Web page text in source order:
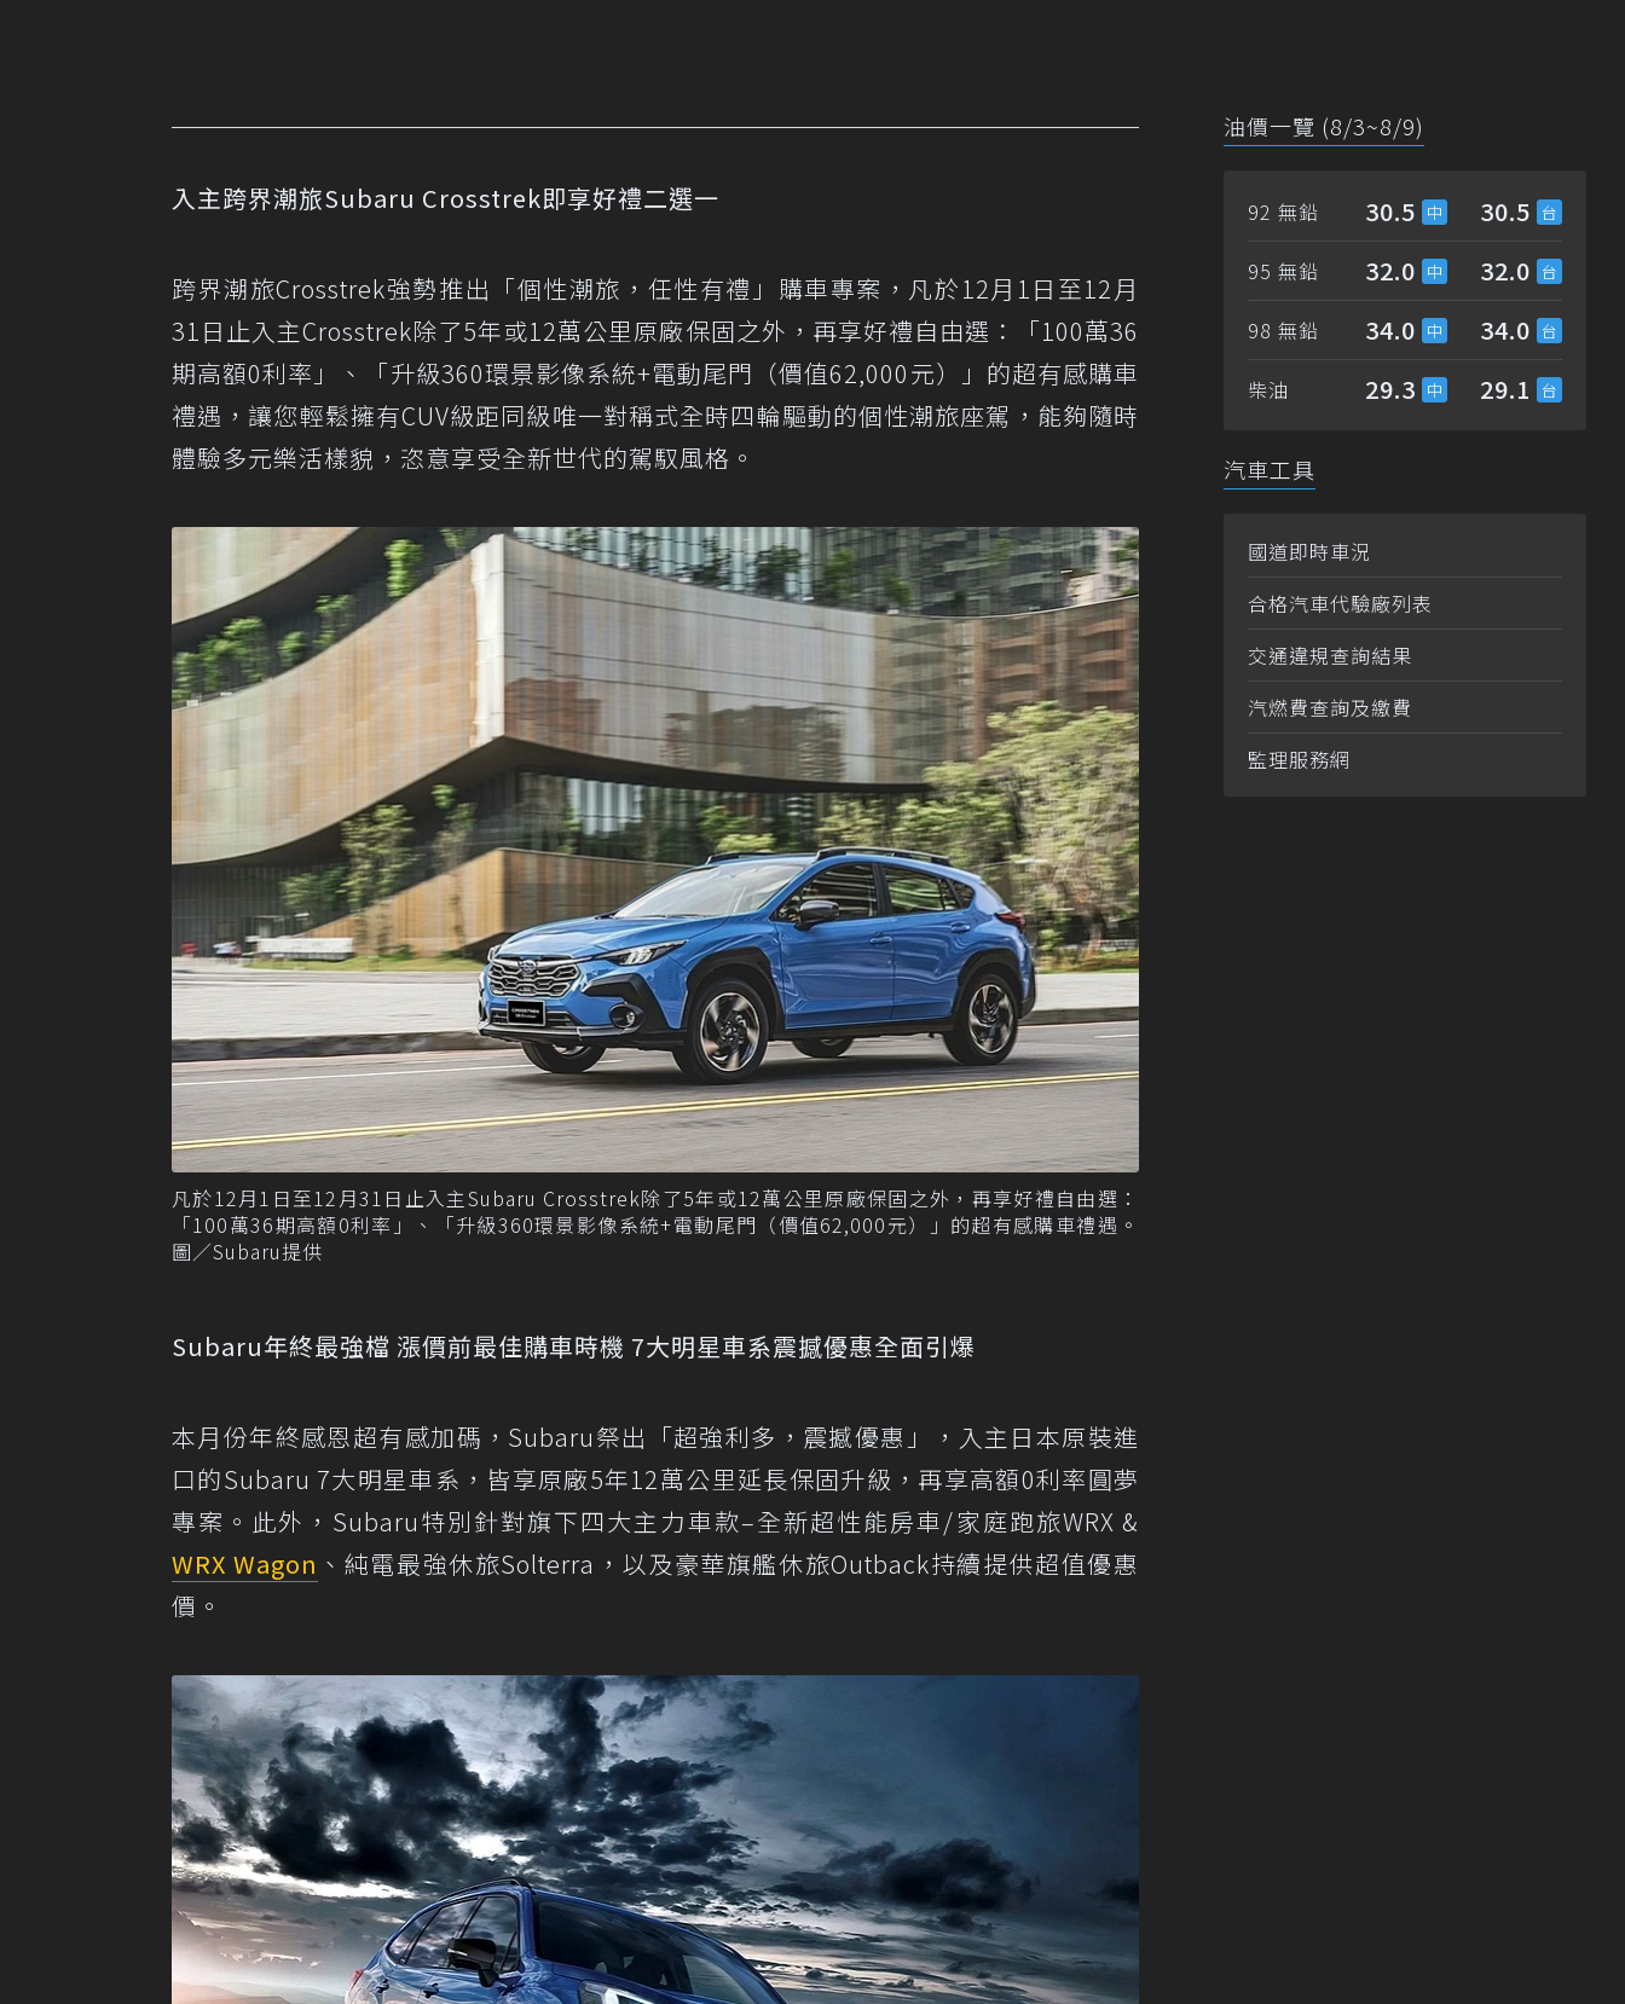
入主跨界潮旅Subaru Crosstrek即享好禮二選一
跨界潮旅Crosstrek強勢推出「個性潮旅，任性有禮」購車專案，凡於12月1日至12月
31日止入主Crosstrek除了5年或12萬公里原廠保固之外，再享好禮自由選：「100萬36
期高額0利率」、「升級360環景影像系統+電動尾門（價值62,000元）」的超有感購車
禮遇，讓您輕鬆擁有CUV級距同級唯一對稱式全時四輪驅動的個性潮旅座駕，能夠隨時
體驗多元樂活樣貌，恣意享受全新世代的駕馭風格。
凡於12月1日至12月31日止入主Subaru Crosstrek除了5年或12萬公里原廠保固之外，再享好禮自由選：
「100萬36期高額0利率」、「升級360環景影像系統+電動尾門（價值62,000元）」的超有感購車禮遇。
圖／Subaru提供
Subaru年終最強檔 漲價前最佳購車時機 7大明星車系震撼優惠全面引爆
本月份年終感恩超有感加碼，Subaru祭出「超強利多，震撼優惠」，入主日本原裝進
口的Subaru 7大明星車系，皆享原廠5年12萬公里延長保固升級，再享高額0利率圓夢
專案。此外，Subaru特別針對旗下四大主力車款–全新超性能房車/家庭跑旅WRX &
WRX Wagon 、純電最強休旅Solterra，以及豪華旗艦休旅Outback持續提供超值優惠
價。
油價一覽 (8/3~8/9)
92 無鉛 30.5 30.5
95 無鉛 32.0 32.0
98 無鉛 34.0 34.0
柴油 29.3 29.1
汽車工具
國道即時車況
合格汽車代驗廠列表
交通違規查詢結果
汽燃費查詢及繳費
監理服務網